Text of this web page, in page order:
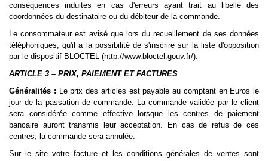
conséquences induites en cas d'erreurs ayant trait au libellé des
coordonnées du destinataire ou du débiteur de la commande.
Le consommateur est avisé que lors du recueillement de ses données
téléphoniques, qu'il a la possibilité de s'inscrire sur la liste d'opposition
par le dispositif BLOCTEL (http://www.bloctel.gouv.fr/).
ARTICLE 3 – PRIX, PAIEMENT ET FACTURES
Généralités : Le prix des articles est payable au comptant en Euros le
jour de la passation de commande. La commande validée par le client
sera considérée comme effective lorsque les centres de paiement
bancaire auront transmis leur acceptation. En cas de refus de ces
centres, la commande sera annulée.
Sur le site votre facture et les conditions générales de ventes sont